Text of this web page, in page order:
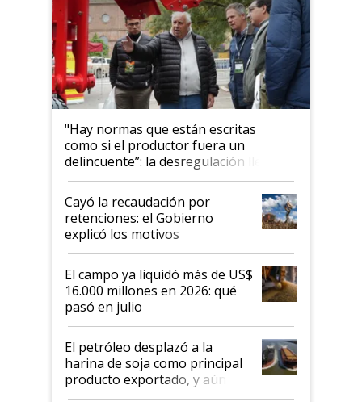
"Hay normas que están escritas
como si el productor fuera un
delincuente”: la desregulación llegó
al Congreso Aapresid y hasta se
habló del financiamiento al IPCVA
Cayó la recaudación por
retenciones: el Gobierno
explicó los motivos
El campo ya liquidó más de US$
16.000 millones en 2026: qué
pasó en julio
El petróleo desplazó a la
harina de soja como principal
producto exportado, y aún así
el agro aportó casi seis de cada